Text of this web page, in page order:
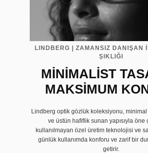
LINDBERG | ZAMANSIZ DANIŞAN
ŞIKLIĞI
MİNİMALİST
MAKSİMUM
Lindberg optik gözlük koleksiyonu, minimal
ve üstün hafiflik sunan yapısıyla öne
kullanılmayan özel üretim teknolojisi ve
günlük kullanımda konforu ve zarif bir
getirir.